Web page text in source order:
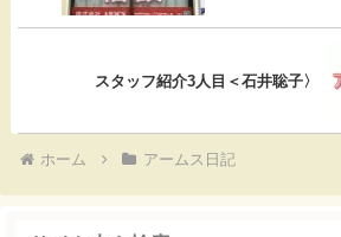
o
スタッフ紹介3人目＜石井聡子〉
ホーム アームス日記